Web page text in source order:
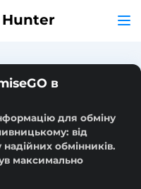
Hunter
в
для обміну
від
обмінників.
максимально